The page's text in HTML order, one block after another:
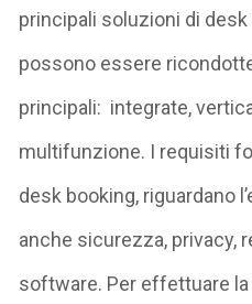
principali soluzioni di
possono essere
principali: integrate,
multifunzione. I requisiti
desk booking, riguardano
anche sicurezza, privacy,
software. Per effettuare